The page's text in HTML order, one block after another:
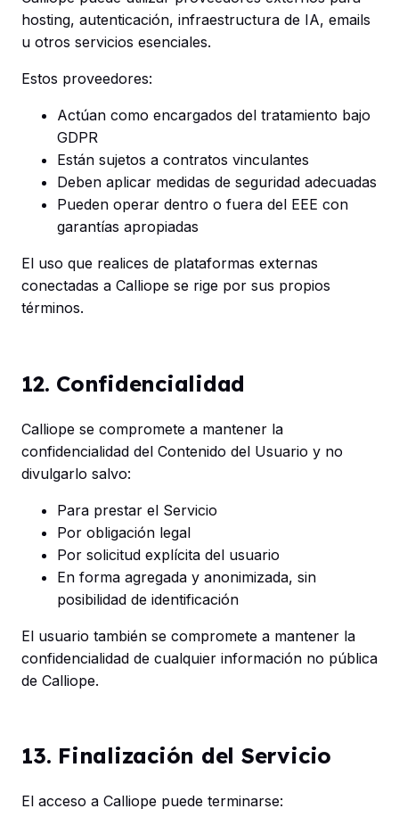
hosting, autenticación, infraestructura de IA, emails
u otros servicios esenciales.
Estos proveedores:
Actúan como encargados del tratamiento bajo
GDPR
Están sujetos a contratos vinculantes
Deben aplicar medidas de seguridad adecuadas
Pueden operar dentro o fuera del EEE con
garantías apropiadas
El uso que realices de plataformas externas
conectadas a Calliope se rige por sus propios
términos.
12. Confidencialidad
Calliope se compromete a mantener la
confidencialidad del Contenido del Usuario y no
divulgarlo salvo:
Para prestar el Servicio
Por obligación legal
Por solicitud explícita del usuario
En forma agregada y anonimizada, sin
posibilidad de identificación
El usuario también se compromete a mantener la
confidencialidad de cualquier información no pública
de Calliope.
13. Finalización del Servicio
El acceso a Calliope puede terminarse: